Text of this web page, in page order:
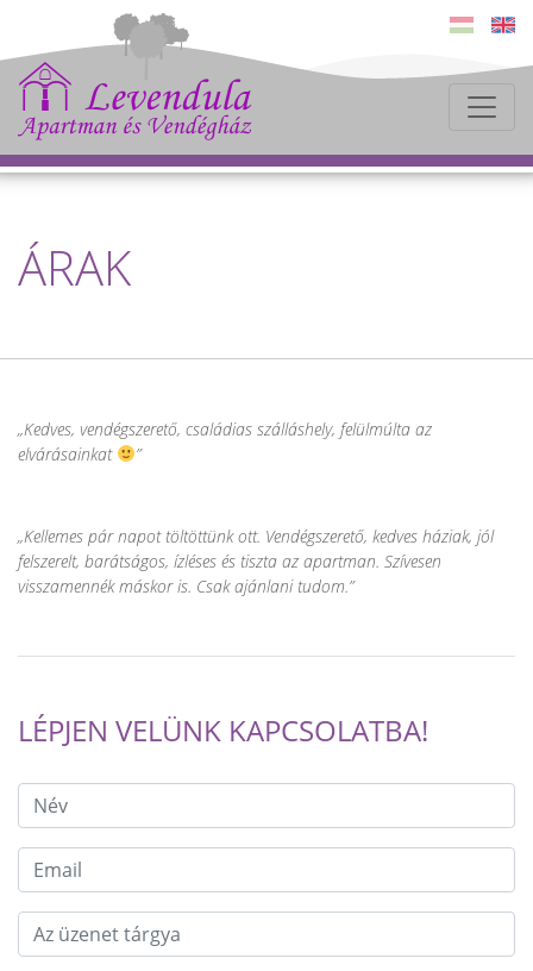
ÁRAK
Kedves, vendégszerető, családias szálláshely, felülmúlta az
elvárásainkat
Kellemes pár napot töltöttünk ott. Vendégszerető, kedves háziak, jól
felszerelt, barátságos, ízléses és tiszta az apartman. Szívesen
visszamennék máskor is. Csak ajánlani tudom.
LÉPJEN VELÜNK KAPCSOLATBA!